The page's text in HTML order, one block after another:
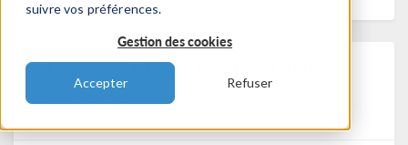
suivre vos préférences.
Gestion des cookies
Accepter Refuser
Strange Result On Static
Analysis